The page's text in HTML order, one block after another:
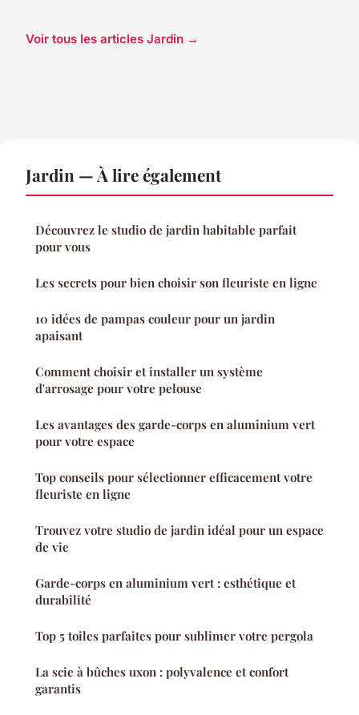
Voir tous les articles Jardin →
Jardin — À lire également
Découvrez le studio de jardin habitable parfait
pour vous
Les secrets pour bien choisir son fleuriste en ligne
10 idées de pampas couleur pour un jardin
apaisant
Comment choisir et installer un système
d'arrosage pour votre pelouse
Les avantages des garde-corps en aluminium vert
pour votre espace
Top conseils pour sélectionner efficacement votre
fleuriste en ligne
Trouvez votre studio de jardin idéal pour un espace
de vie
Garde-corps en aluminium vert : esthétique et
durabilité
Top 5 toiles parfaites pour sublimer votre pergola
La scie à bûches uxon : polyvalence et confort
garantis